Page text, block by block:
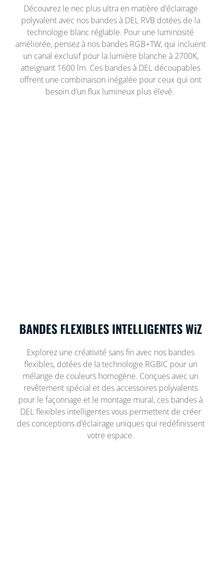
Découvrez le nec plus ultra en matière d’éclairage
polyvalent avec nos bandes à DEL RVB dotées de la
technologie blanc réglable. Pour une luminosité
améliorée, pensez à nos bandes RGB+TW, qui incluent
un canal exclusif pour la lumière blanche à 2700K,
atteignant 1600 lm. Ces bandes à DEL découpables
offrent une combinaison inégalée pour ceux qui ont
besoin d’un flux lumineux plus élevé.
BANDES FLEXIBLES INTELLIGENTES WiZ
Explorez une créativité sans fin avec nos bandes
flexibles, dotées de la technologie RGBIC pour un
mélange de couleurs homogène. Conçues avec un
revêtement spécial et des accessoires polyvalents
pour le façonnage et le montage mural, ces bandes à
DEL flexibles intelligentes vous permettent de créer
des conceptions d’éclairage uniques qui redéfinissent
votre espace.